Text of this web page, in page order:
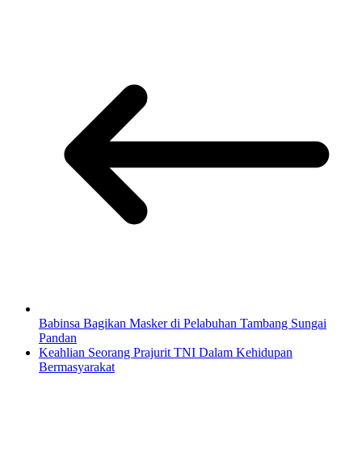
Babinsa Bagikan Masker di Pelabuhan Tambang Sungai
Pandan
Keahlian Seorang Prajurit TNI Dalam Kehidupan
Bermasyarakat